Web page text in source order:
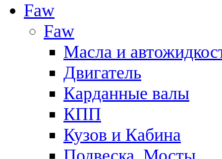
Faw
Faw
Масла и
Двигатель
Карданные валы
КПП
Кузов и Кабина